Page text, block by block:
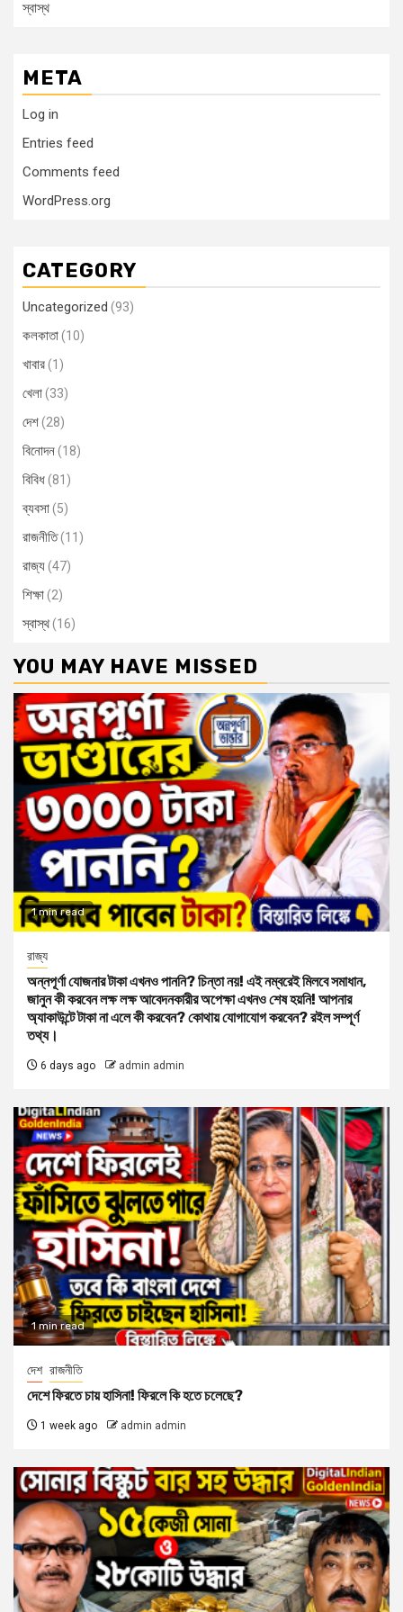
স্বাস্থ
META
Log in
Entries feed
Comments feed
WordPress.org
CATEGORY
Uncategorized (93)
কলকাতা(10)
খাবার(1)
খেলা(33)
দেশ(28)
বিনোদন(18)
বিবিধ(81)
ব্যবসা(5)
রাজনীতি(11)
রাজ্য(47)
শিক্ষা(2)
স্বাস্থ(16)
YOU MAY HAVE MISSED
1 min read
রাজ্য
অন্নপূর্ণা যোজনার টাকা এখনও পাননি? চিন্তা নয়! এই নম্বরেই মিলবে সমাধান,
জানুন কী করবেন লক্ষ লক্ষ আবেদনকারীর অপেক্ষা এখনও শেষ হয়নি! আপনার
অ্যাকাউন্টে টাকা না এলে কী করবেন? কোথায় যোগাযোগ করবেন? রইল সম্পূর্ণ
তথ্য।
6 days ago admin admin
1 min read
দেশ রাজনীতি
দেশে ফিরতে চায় হাসিনা! ফিরলে কি হতে চলেছে?
1 week ago admin admin